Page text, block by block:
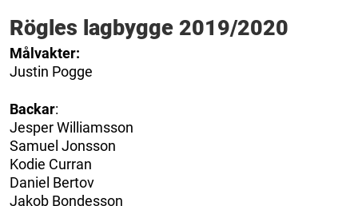
Rögles lagbygge 2019/2020
Målvakter:
Justin Pogge
Backar:
Jesper Williamsson
Samuel Jonsson
Kodie Curran
Daniel Bertov
Jakob Bondesson